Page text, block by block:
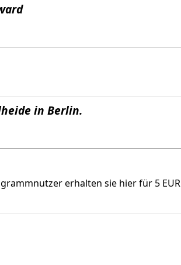
in Berlin.
erhalten sie hier für 5 EUR